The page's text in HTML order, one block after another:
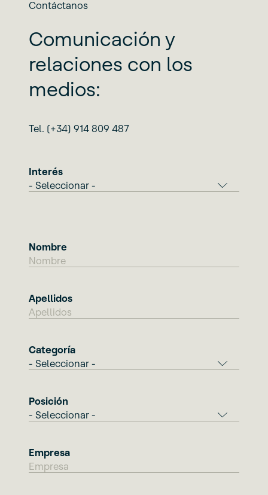
Contáctanos
Comunicación y
relaciones con los
medios:
Tel. (+34) 914 809 487
Interés
Nombre
Apellidos
Categoría
Posición
Empresa